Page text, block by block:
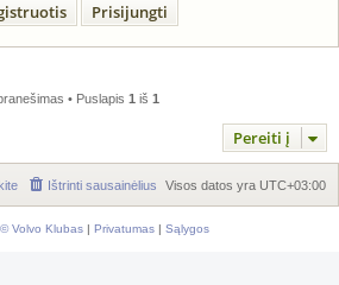
Prisijungti
• Puslapis 1 iš 1
Pereiti į
Visos datos yra UTC+03:00
Ištrinti sausainėlius
Volvo Klubas | Privatumas | Sąlygos